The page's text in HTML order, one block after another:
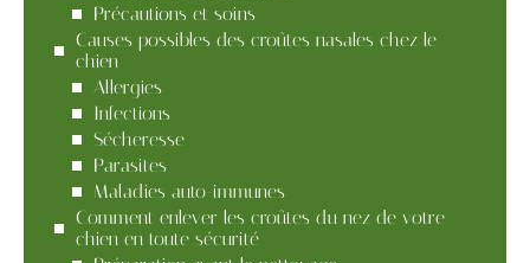
Précautions et soins
Causes possibles des croûtes nasales chez le
chien
Allergies
Infections
Sécheresse
Parasites
Maladies auto-immunes
Comment enlever les croûtes du nez de votre
chien en toute sécurité